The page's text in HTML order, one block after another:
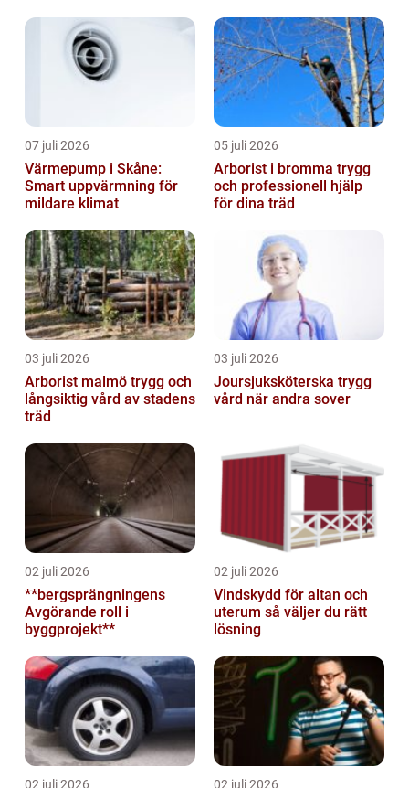
07 juli 2026
Värmepump i Skåne:
Smart uppvärmning för
mildare klimat
05 juli 2026
Arborist i bromma trygg
och professionell hjälp
för dina träd
03 juli 2026
Arborist malmö trygg och
långsiktig vård av stadens
träd
03 juli 2026
Joursjuksköterska trygg
vård när andra sover
02 juli 2026
**bergsprängningens
Avgörande roll i
byggprojekt**
02 juli 2026
Vindskydd för altan och
uterum så väljer du rätt
lösning
02 juli 2026 02 juli 2026